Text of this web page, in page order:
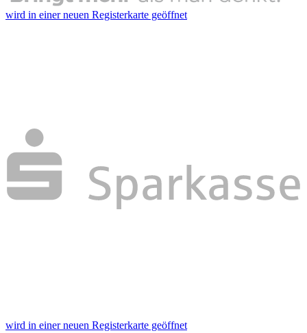
wird in einer neuen Registerkarte geöffnet
wird in einer neuen Registerkarte geöffnet